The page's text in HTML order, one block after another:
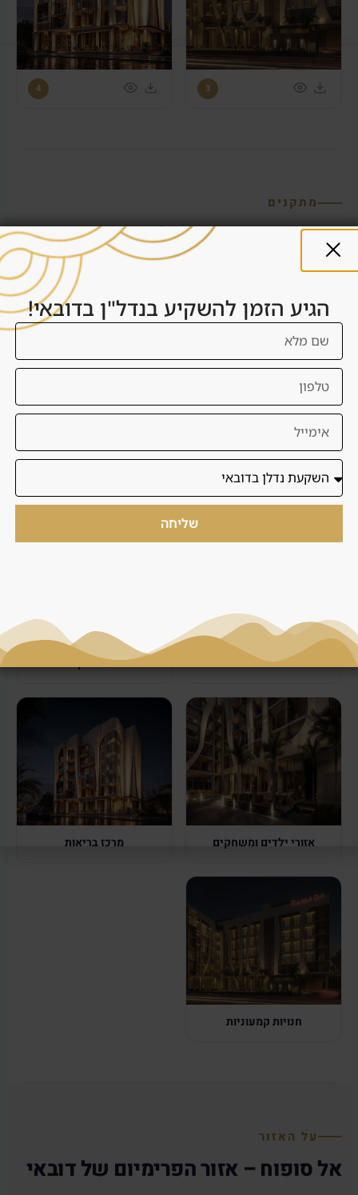
3
4
מתקנים
מתקנים ושירותים מלונאיים
הפרויקט כולל מגוון מתקנים ברמה מלונאית – מבריכות שחייה
ומרכז כושר ועד אזורי בילוי, מסעדות וחנויות.
3 בריכות שחייה
באולינג וביליארד מסעדה וקפה
אזורי ילדים ומשחקים מרכז בריאות
חנויות קמעוניות
על האזור
אל סופוח – אזור הפרימיום של דובאי
הגיע הזמן להשקיע בנדל"ן בדובאי!
שליחה